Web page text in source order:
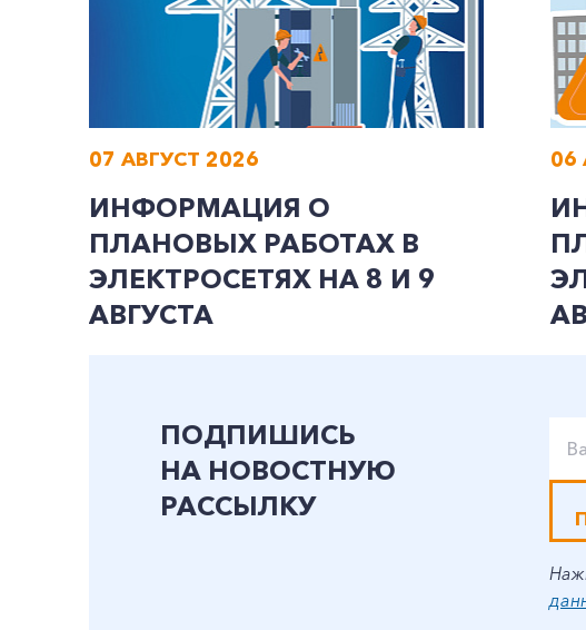
07 АВГУСТ 2026
ИНФОРМАЦИЯ О
ПЛАНОВЫХ РАБОТАХ В
ЭЛЕКТРОСЕТЯХ НА 8 И 9
АВГУСТА
06
ПОДПИШИСЬ
НА НОВОСТНУЮ
РАССЫЛКУ